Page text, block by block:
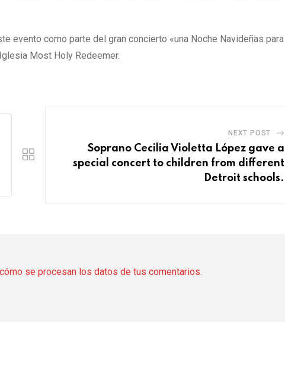
evento como parte del gran concierto «una Noche Navideñas para
Most Holy Redeemer.
NEXT POST
Soprano Cecilia Violetta López gave a
special concert to children from different
Detroit schools.
se procesan los datos de tus comentarios.